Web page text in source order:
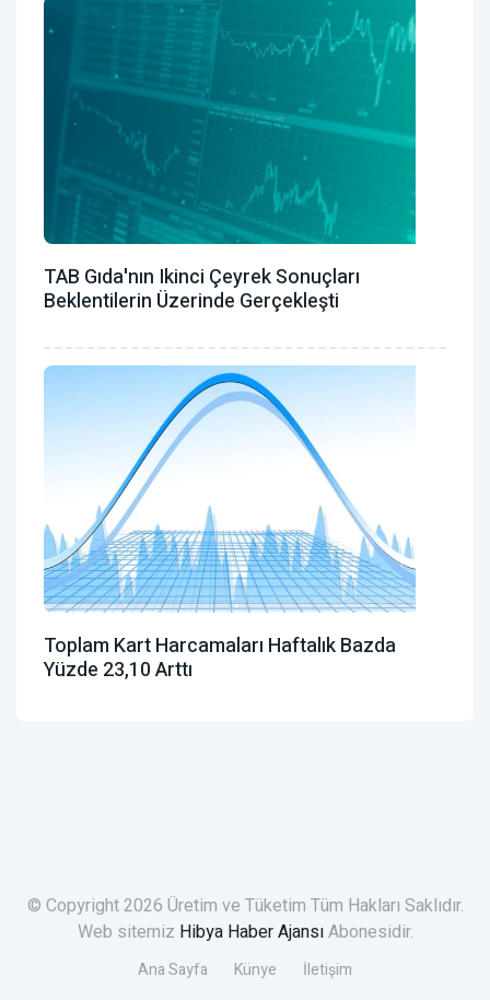
TAB Gıda'nın Ikinci Çeyrek Sonuçları
Beklentilerin Üzerinde Gerçekleşti
Toplam Kart Harcamaları Haftalık Bazda
Yüzde 23,10 Arttı
© Copyright 2026 Üretim ve Tüketim Tüm Hakları Saklıdır.
Web sitemiz Hibya Haber AjansıAbonesidir.
Ana Sayfa Künye İletişim